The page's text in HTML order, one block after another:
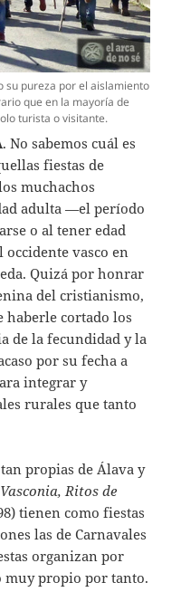
su pureza por el aislamiento
que en la mayoría de
turista o visitante.
. No sabemos cuál es
fiestas de
muchachos
adulta —el período
o al tener edad
vasco en
Quizá por honrar
del cristianismo,
haberle cortado los
de la fecundidad y la
por su fecha a
integrar y
rurales que tanto
propias de Álava y
Ritos de
tienen como fiestas
las de Carnavales
organizan por
muy propio por tanto.